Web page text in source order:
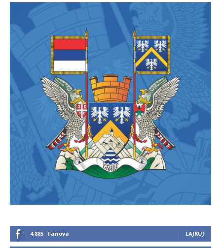
4,885 Fanova LAJKUJ